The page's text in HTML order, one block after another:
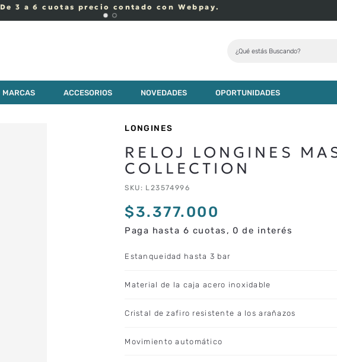
De 3 a 6 cuotas precio contado con Webpay.
¿Qué estás Buscando?
MARCAS ACCESORIOS NOVEDADES OPORTUNIDADES
LONGINES
RELOJ LONGINES
COLLECTION
SKU : L23574996
$3.377.000
Paga hasta 6 cuotas, 0 de interés
Estanqueidad hasta 3 bar
Material de la caja acero inoxidable
Cristal de zafiro resistente a los arañazos
Movimiento automático